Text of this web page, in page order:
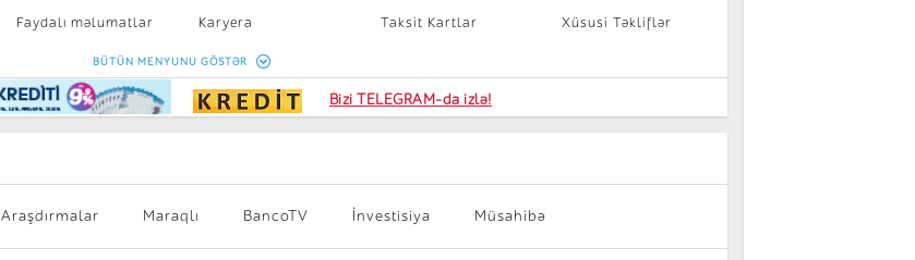
Faydalı məlumatlar
Sığorta kalkulyatoru
Karyera
Peşakar inkişaf
Taksit Kartlar
Kart sifarişi
Xüsusi Təkliflər
BÜTÜN MENYUNU GÖSTƏR
Bizi TELEGRAM-da izlə!
Araşdırmalar Maraqlı BancoTV İnvestisiya Müsahibə